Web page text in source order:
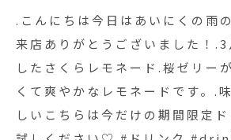
さくらフランボワーズラテ
ト#cafestagram #instafood
ェ巡り#hausmatsue
.こんにちは︎今日はあいにくの雨
来店ありがとうございました！.3
したさくらレモネード.桜ゼリー
くて爽やかなレモネードです。.
しいこちらは今だけの期間限定